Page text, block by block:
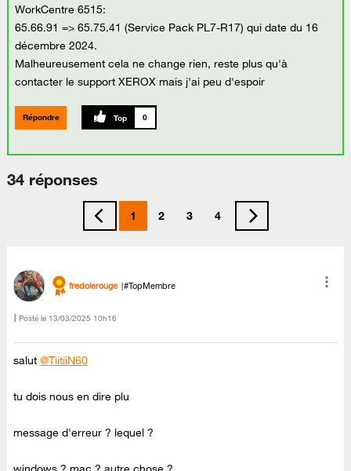
WorkCentre 6515:
65.66.91 => 65.75.41 (Service Pack PL7-R17) qui date du 16
décembre 2024.
Malheureusement cela ne change rien, reste plus qu'à
contacter le support XEROX mais j'ai peu d'espoir
Répondre 0
34 réponses
1 2 3 4
fredolerouge #TopMembre
Posté le ‎13/03/2025 10h16
salut@TiitiiN60
tu dois nous en dire plu
message d'erreur ? lequel ?